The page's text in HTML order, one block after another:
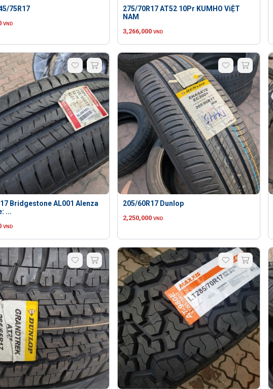
75R17
VND
275/70R17 AT52 10Pr KUMHO ViỆT
NAM
3,266,000 VND
Bridgestone AL001 Alenza
...
VND
205/60R17 Dunlop
2,250,000 VND